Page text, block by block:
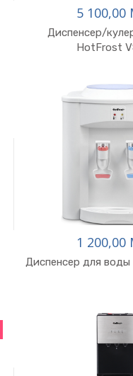
5 100,00
Диспенсер/
HotFrost
1 200,00
Диспенсер для